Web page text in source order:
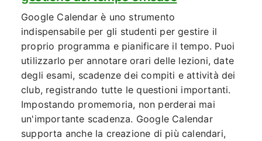
Google Calendar è uno strumento
indispensabile per gli studenti per gestire il
proprio programma e pianificare il tempo. Puoi
utilizzarlo per annotare orari delle lezioni, date
degli esami, scadenze dei compiti e attività dei
club, registrando tutte le questioni importanti.
Impostando promemoria, non perderai mai
un'importante scadenza. Google Calendar
supporta anche la creazione di più calendari,